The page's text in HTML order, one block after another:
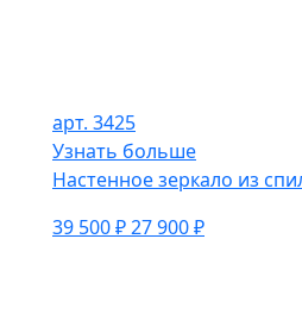
арт. 3425
Узнать больше
Настенное зеркало из
39 500 ₽27 900 ₽